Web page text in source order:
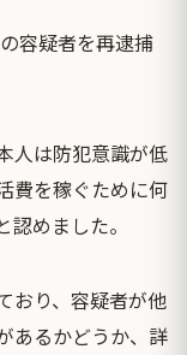
容疑者を再逮捕
人は防犯意識が低
費を稼ぐために何
めました。
おり、容疑者が他
あるかどうか、詳